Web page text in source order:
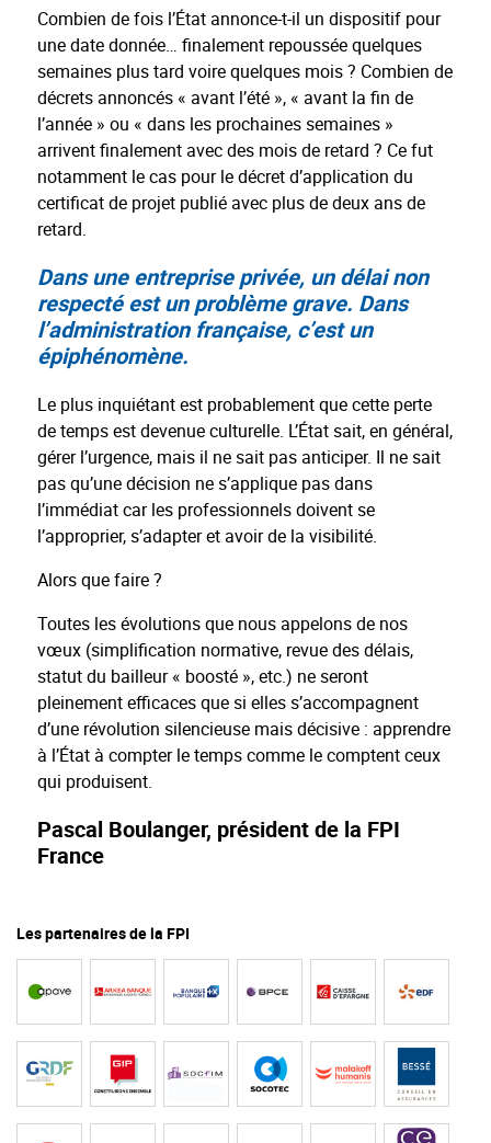
Combien de fois l’État annonce-t-il un dispositif pour
une date donnée… finalement repoussée quelques
semaines plus tard voire quelques mois ? Combien de
décrets annoncés « avant l’été », « avant la fin de
l’année » ou « dans les prochaines semaines »
arrivent finalement avec des mois de retard ? Ce fut
notamment le cas pour le décret d’application du
certificat de projet publié avec plus de deux ans de
retard.
Dans une entreprise privée, un délai non
respecté est un problème grave. Dans
l’administration française, c’est un
épiphénomène.
Le plus inquiétant est probablement que cette perte
de temps est devenue culturelle. L’État sait, en général,
gérer l’urgence, mais il ne sait pas anticiper. Il ne sait
pas qu’une décision ne s’applique pas dans
l’immédiat car les professionnels doivent se
l’approprier, s’adapter et avoir de la visibilité.
Alors que faire ?
Toutes les évolutions que nous appelons de nos
vœux (simplification normative, revue des délais,
statut du bailleur « boosté », etc.) ne seront
pleinement efficaces que si elles s’accompagnent
d’une révolution silencieuse mais décisive : apprendre
à l’État à compter le temps comme le comptent ceux
qui produisent.
Pascal Boulanger, président de la FPI
France
Les partenaires de la FPI